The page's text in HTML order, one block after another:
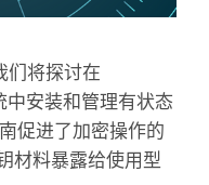
们将探讨在
安装和管理有状态
促进了加密操作的
材料暴露给使用型